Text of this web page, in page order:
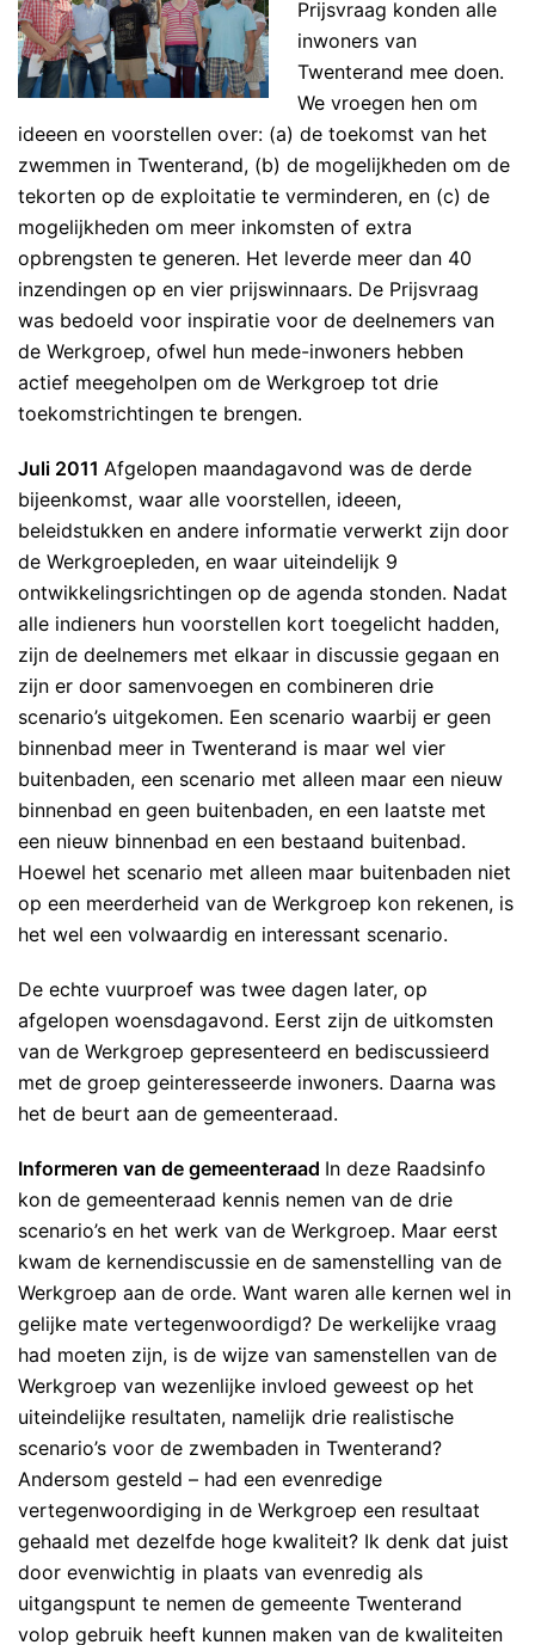
Prijsvraag konden alle
inwoners van
Twenterand mee doen.
We vroegen hen om
ideeen en voorstellen over: (a) de toekomst van het
zwemmen in Twenterand, (b) de mogelijkheden om de
tekorten op de exploitatie te verminderen, en (c) de
mogelijkheden om meer inkomsten of extra
opbrengsten te generen. Het leverde meer dan 40
inzendingen op en vier prijswinnaars. De Prijsvraag
was bedoeld voor inspiratie voor de deelnemers van
de Werkgroep, ofwel hun mede-inwoners hebben
actief meegeholpen om de Werkgroep tot drie
toekomstrichtingen te brengen.
Juli 2011 Afgelopen maandagavond was de derde
bijeenkomst, waar alle voorstellen, ideeen,
beleidstukken en andere informatie verwerkt zijn door
de Werkgroepleden, en waar uiteindelijk 9
ontwikkelingsrichtingen op de agenda stonden. Nadat
alle indieners hun voorstellen kort toegelicht hadden,
zijn de deelnemers met elkaar in discussie gegaan en
zijn er door samenvoegen en combineren drie
scenario’s uitgekomen. Een scenario waarbij er geen
binnenbad meer in Twenterand is maar wel vier
buitenbaden, een scenario met alleen maar een nieuw
binnenbad en geen buitenbaden, en een laatste met
een nieuw binnenbad en een bestaand buitenbad.
Hoewel het scenario met alleen maar buitenbaden niet
op een meerderheid van de Werkgroep kon rekenen, is
het wel een volwaardig en interessant scenario.
De echte vuurproef was twee dagen later, op
afgelopen woensdagavond. Eerst zijn de uitkomsten
van de Werkgroep gepresenteerd en bediscussieerd
met de groep geinteresseerde inwoners. Daarna was
het de beurt aan de gemeenteraad.
Informeren van de gemeenteraad In deze Raadsinfo
kon de gemeenteraad kennis nemen van de drie
scenario’s en het werk van de Werkgroep. Maar eerst
kwam de kernendiscussie en de samenstelling van de
Werkgroep aan de orde. Want waren alle kernen wel in
gelijke mate vertegenwoordigd? De werkelijke vraag
had moeten zijn, is de wijze van samenstellen van de
Werkgroep van wezenlijke invloed geweest op het
uiteindelijke resultaten, namelijk drie realistische
scenario’s voor de zwembaden in Twenterand?
Andersom gesteld – had een evenredige
vertegenwoordiging in de Werkgroep een resultaat
gehaald met dezelfde hoge kwaliteit? Ik denk dat juist
door evenwichtig in plaats van evenredig als
uitgangspunt te nemen de gemeente Twenterand
volop gebruik heeft kunnen maken van de kwaliteiten